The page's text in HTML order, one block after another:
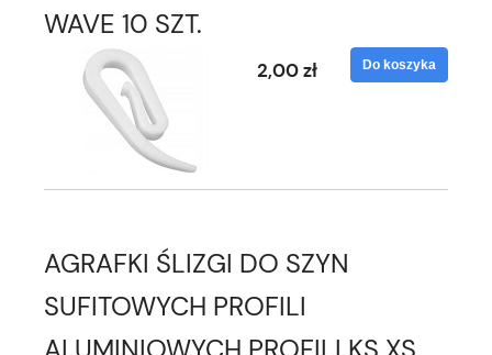
WAVE 10 SZT.
2,00 zł Do koszyka
AGRAFKI ŚLIZGI DO SZYN
SUFITOWYCH PROFILI